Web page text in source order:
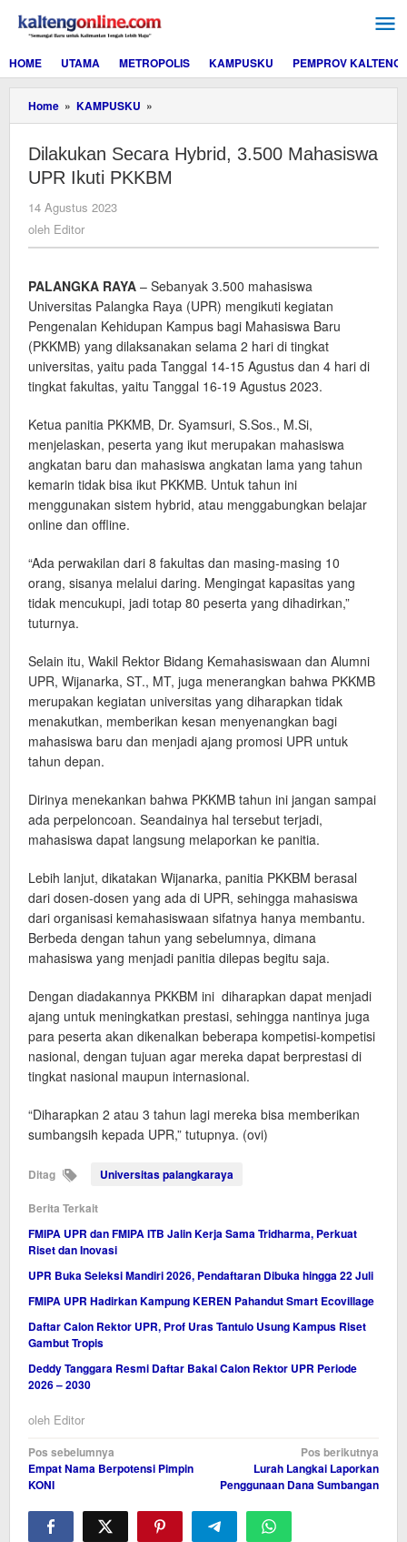
konten
HOME
UTAMA METROPOLIS KAMPUSKU PEMPROV KALTENG
Home » KAMPUSKU »
Secara
3.500
Mahasiswa
UPR
Dilakukan Secara Hybrid, 3.500 Mahasiswa
UPR Ikuti PKKBM
14 Agustus 2023
oleh Editor
PALANGKA RAYA – Sebanyak 3.500 mahasiswa
Universitas Palangka Raya (UPR) mengikuti kegiatan
Pengenalan Kehidupan Kampus bagi Mahasiswa Baru
(PKKMB) yang dilaksanakan selama 2 hari di tingkat
universitas, yaitu pada Tanggal 14-15 Agustus dan 4 hari di
tingkat fakultas, yaitu Tanggal 16-19 Agustus 2023.
Ketua panitia PKKMB, Dr. Syamsuri, S.Sos., M.Si,
menjelaskan, peserta yang ikut merupakan mahasiswa
angkatan baru dan mahasiswa angkatan lama yang tahun
kemarin tidak bisa ikut PKKMB. Untuk tahun ini
menggunakan sistem hybrid, atau menggabungkan belajar
online dan offline.
“Ada perwakilan dari 8 fakultas dan masing-masing 10
orang, sisanya melalui daring. Mengingat kapasitas yang
tidak mencukupi, jadi totap 80 peserta yang dihadirkan,”
tuturnya.
Selain itu, Wakil Rektor Bidang Kemahasiswaan dan Alumni
UPR, Wijanarka, ST., MT, juga menerangkan bahwa PKKMB
merupakan kegiatan universitas yang diharapkan tidak
menakutkan, memberikan kesan menyenangkan bagi
mahasiswa baru dan menjadi ajang promosi UPR untuk
tahun depan.
Dirinya menekankan bahwa PKKMB tahun ini jangan sampai
ada perpeloncoan. Seandainya hal tersebut terjadi,
mahasiswa dapat langsung melaporkan ke panitia.
Lebih lanjut, dikatakan Wijanarka, panitia PKKBM berasal
dari dosen-dosen yang ada di UPR, sehingga mahasiswa
dari organisasi kemahasiswaan sifatnya hanya membantu.
Berbeda dengan tahun yang sebelumnya, dimana
mahasiswa yang menjadi panitia dilepas begitu saja.
Dengan diadakannya PKKBM ini diharapkan dapat menjadi
ajang untuk meningkatkan prestasi, sehingga nantinya juga
para peserta akan dikenalkan beberapa kompetisi-kompetisi
nasional, dengan tujuan agar mereka dapat berprestasi di
tingkat nasional maupun internasional.
“Diharapkan 2 atau 3 tahun lagi mereka bisa memberikan
sumbangsih kepada UPR,” tutupnya. (ovi)
Ditag Universitas palangkaraya
Berita Terkait
FMIPA UPR dan FMIPA ITB Jalin Kerja Sama Tridharma, Perkuat
Riset dan Inovasi
UPR Buka Seleksi Mandiri 2026, Pendaftaran Dibuka hingga 22 Juli
FMIPA UPR Hadirkan Kampung KEREN Pahandut Smart Ecovillage
Daftar Calon Rektor UPR, Prof Uras Tantulo Usung Kampus Riset
Gambut Tropis
Deddy Tanggara Resmi Daftar Bakal Calon Rektor UPR Periode
2026 – 2030
oleh Editor
Navigasi
pos
Pos sebelumnya
Empat Nama Berpotensi Pimpin
KONI
Pos berikutnya
Lurah Langkai Laporkan
Penggunaan Dana Sumbangan